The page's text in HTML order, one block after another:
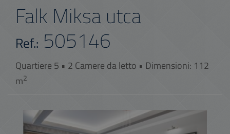
Falk Miksa utca
Ref.: 505146
Quartiere 5 • 2 Camere da letto • Dimensioni: 112
m2